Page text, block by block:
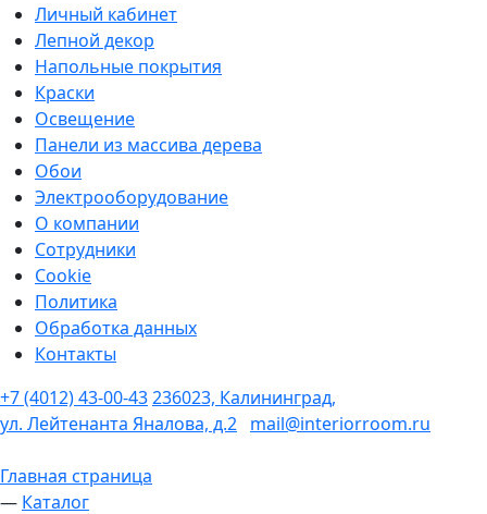
Личный кабинет
Лепной декор
Напольные покрытия
Краски
Освещение
Панели из массива дерева
Обои
Электрооборудование
О компании
Сотрудники
Cookie
Политика
Обработка данных
Контакты
+7 (4012) 43-00-43236023, Калининград,
ул. Лейтенанта Яналова, д.2 mail@interiorroom.ru
Главная страница
— Каталог